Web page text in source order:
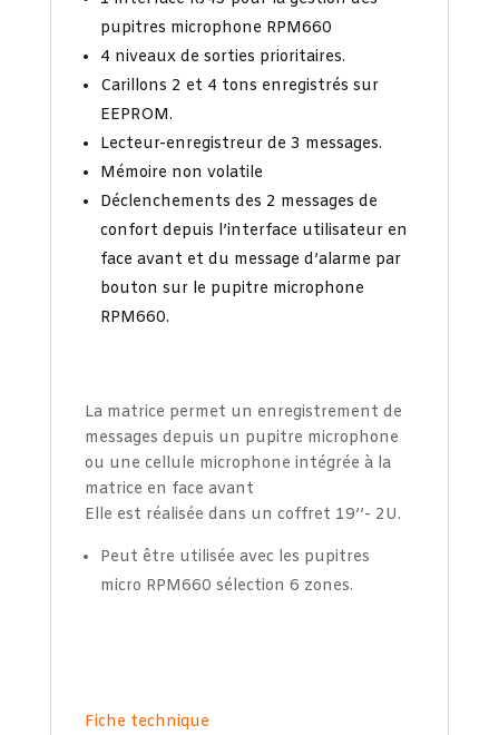
pupitres microphone RPM660
4 niveaux de sorties prioritaires.
Carillons 2 et 4 tons enregistrés sur
EEPROM.
Lecteur-enregistreur de 3 messages.
Mémoire non volatile
Déclenchements des 2 messages de
confort depuis l’interface utilisateur en
face avant et du message d’alarme par
bouton sur le pupitre microphone
RPM660.
La matrice permet un enregistrement de
messages depuis un pupitre microphone
ou une cellule microphone intégrée à la
matrice en face avant
Elle est réalisée dans un coffret 19’’- 2U.
Peut être utilisée avec les pupitres
micro RPM660 sélection 6 zones.
Fiche technique